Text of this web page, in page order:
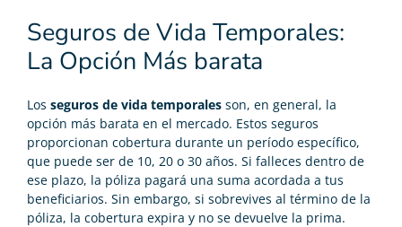
Seguros de Vida Temporales:
La Opción Más barata
Los seguros de vida temporales son, en general, la
opción más barata en el mercado. Estos seguros
proporcionan cobertura durante un período específico,
que puede ser de 10, 20 o 30 años. Si falleces dentro de
ese plazo, la póliza pagará una suma acordada a tus
beneficiarios. Sin embargo, si sobrevives al término de la
póliza, la cobertura expira y no se devuelve la prima.